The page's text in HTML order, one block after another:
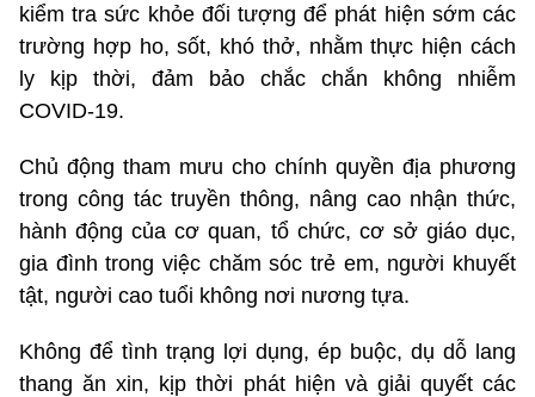
kiểm tra sức khỏe đối tượng để phát hiện sớm các
trường hợp ho, sốt, khó thở, nhằm thực hiện cách
ly kịp thời, đảm bảo chắc chắn không nhiễm
COVID-19.
Chủ động tham mưu cho chính quyền địa phương
trong công tác truyền thông, nâng cao nhận thức,
hành động của cơ quan, tổ chức, cơ sở giáo dục,
gia đình trong việc chăm sóc trẻ em, người khuyết
tật, người cao tuổi không nơi nương tựa.
Không để tình trạng lợi dụng, ép buộc, dụ dỗ lang
thang ăn xin, kịp thời phát hiện và giải quyết các